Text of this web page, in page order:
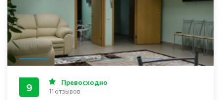
9 Превосходно
11 отзывов